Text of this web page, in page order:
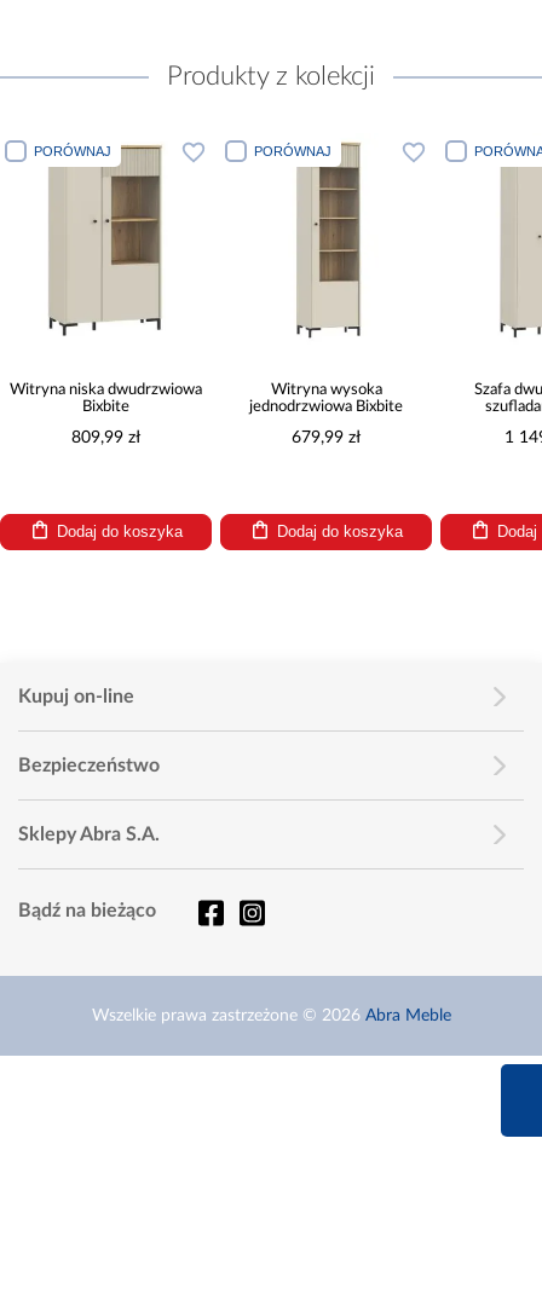
Produkty z kolekcji
PORÓWNAJ
Witryna niska dwudrzwiowa
Bixbite
809,99 zł
Dodaj do koszyka
PORÓWNAJ
Witryna wysoka
jednodrzwiowa Bixbite
679,99 zł
Dodaj do koszyka
Szafa
1
Kupuj on-line
Bezpieczeństwo
Sklepy Abra S.A.
Bądź na bieżąco
Wszelkie prawa zastrzeżone © 2026 Abra Meble